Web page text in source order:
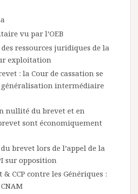
vu par l’OEB
ressources juridiques de la
exploitation
: la Cour de cassation se
intermédiaire
nullité du brevet et en
sont économiquement
brevet lors de l’appel de la
sur opposition
CCP contre les Génériques :